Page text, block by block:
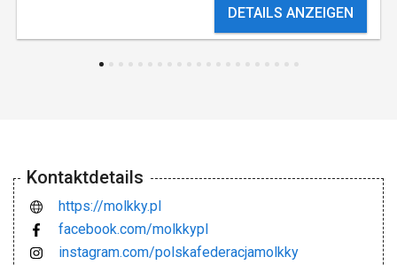
DETAILS ANZEIGEN
Kontaktdetails
https://molkky.pl
facebook.com/molkkypl
instagram.com/polskafederacjamolkky